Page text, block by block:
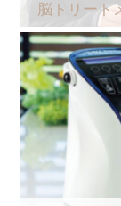
脳トリート